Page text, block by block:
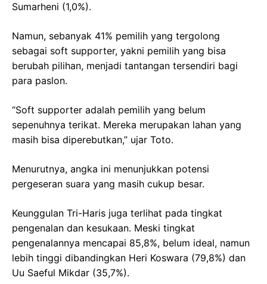
Sumarheni (1,0%).
Namun, sebanyak 41% pemilih yang tergolong
sebagai soft supporter, yakni pemilih yang bisa
berubah pilihan, menjadi tantangan tersendiri bagi
para paslon.
“Soft supporter adalah pemilih yang belum
sepenuhnya terikat. Mereka merupakan lahan yang
masih bisa diperebutkan,” ujar Toto.
Menurutnya, angka ini menunjukkan potensi
pergeseran suara yang masih cukup besar.
Keunggulan Tri-Haris juga terlihat pada tingkat
pengenalan dan kesukaan. Meski tingkat
pengenalannya mencapai 85,8%, belum ideal, namun
lebih tinggi dibandingkan Heri Koswara (79,8%) dan
Uu Saeful Mikdar (35,7%).